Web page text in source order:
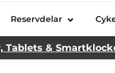
Reservdelar
Tablets &